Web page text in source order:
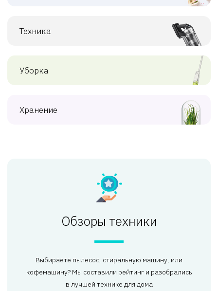
Техника
Уборка
Хранение
Обзоры техники
Выбираете пылесос, стиральную машину, или
кофемашину? Мы составили рейтинг и разобрались
в лучшей технике для дома